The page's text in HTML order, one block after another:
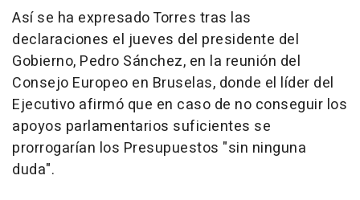
Así se ha expresado Torres tras las
declaraciones el jueves del presidente del
Gobierno, Pedro Sánchez, en la reunión del
Consejo Europeo en Bruselas, donde el líder del
Ejecutivo afirmó que en caso de no conseguir los
apoyos parlamentarios suficientes se
prorrogarían los Presupuestos "sin ninguna
duda".